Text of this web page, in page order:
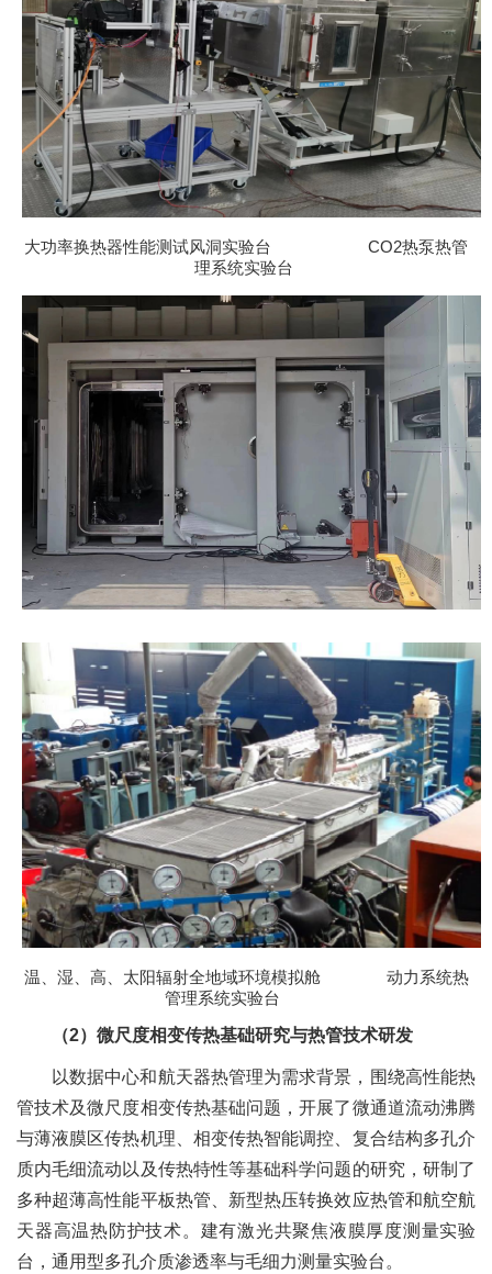
大功率换热器性能测试风洞实验台 CO2热泵热管
理系统实验台
温、湿、高、太阳辐射全地域环境模拟舱 动力系统热
管理系统实验台
（2）微尺度相变传热基础研究与热管技术研发
以数据中心和航天器热管理为需求背景，围绕高性能热
管技术及微尺度相变传热基础问题，开展了微通道流动沸腾
与薄液膜区传热机理、相变传热智能调控、复合结构多孔介
质内毛细流动以及传热特性等基础科学问题的研究，研制了
多种超薄高性能平板热管、新型热压转换效应热管和航空航
天器高温热防护技术。建有激光共聚焦液膜厚度测量实验
台，通用型多孔介质渗透率与毛细力测量实验台。